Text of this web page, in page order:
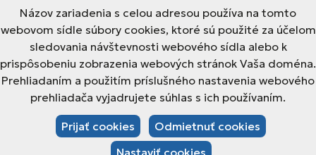
Názov zariadenia s celou adresou používa na tomto
webovom sídle súbory cookies, ktoré sú použité za účelom
sledovania návštevnosti webového sídla alebo k
prispôsobeniu zobrazenia webových stránok Vaša doména.
Prehliadaním a použitím príslušného nastavenia webového
prehliadača vyjadrujete súhlas s ich používaním.
Prijať cookies
Odmietnuť cookies
Nastaviť cookies